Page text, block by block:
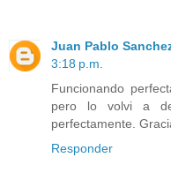
Juan Pablo
3:18 p.m.
Funcionando
pero lo volvi a
perfectamente.
Responder